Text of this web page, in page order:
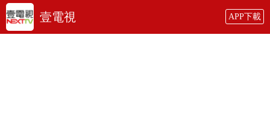
壹電視 APP下載